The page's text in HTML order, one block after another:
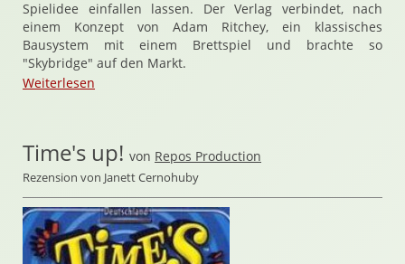
Spielidee einfallen lassen. Der Verlag verbindet, nach
einem Konzept von Adam Ritchey, ein klassisches
Bausystem mit einem Brettspiel und brachte so
"Skybridge" auf den Markt.
Weiterlesen
Time's up! von Repos Production
Rezension von Janett Cernohuby